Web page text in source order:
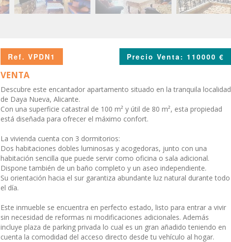
Precio Venta: 110000 €
Ref. VPDN1
VENTA
Descubre este encantador apartamento situado en la tranquila localidad
de Daya Nueva, Alicante.
Con una superficie catastral de 100 m² y útil de 80 m², esta propiedad
está diseñada para ofrecer el máximo confort.
La vivienda cuenta con 3 dormitorios:
Dos habitaciones dobles luminosas y acogedoras, junto con una
habitación sencilla que puede servir como oficina o sala adicional.
Dispone también de un baño completo y un aseo independiente.
Su orientación hacia el sur garantiza abundante luz natural durante todo
el día.
Este inmueble se encuentra en perfecto estado, listo para entrar a vivir
sin necesidad de reformas ni modificaciones adicionales. Además
incluye plaza de parking privada lo cual es un gran añadido teniendo en
cuenta la comodidad del acceso directo desde tu vehículo al hogar.